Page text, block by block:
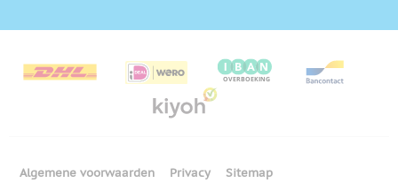
Algemene voorwaarden Privacy Sitemap